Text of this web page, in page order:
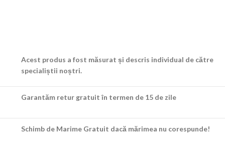
Acest produs a fost măsurat și descris individual de către
specialiștii noștri.
Garantăm retur gratuit în termen de 15 de zile
Schimb de Marime Gratuit dacă mărimea nu corespunde!